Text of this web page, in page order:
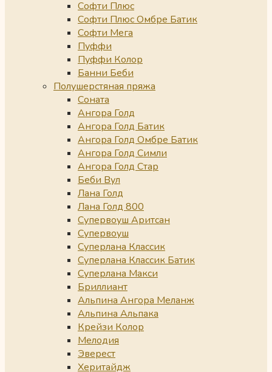
Софти Плюс
Софти Плюс Омбре Батик
Софти Мега
Пуффи
Пуффи Колор
Банни Беби
Полушерстяная пряжа
Соната
Ангора Голд
Ангора Голд Батик
Ангора Голд Омбре Батик
Ангора Голд Симли
Ангора Голд Стар
Беби Вул
Лана Голд
Лана Голд 800
Супервоуш Аритсан
Супервоуш
Суперлана Классик
Суперлана Классик Батик
Суперлана Макси
Бриллиант
Альпина Ангора Меланж
Альпина Альпака
Крейзи Колор
Мелодия
Эверест
Херитайдж